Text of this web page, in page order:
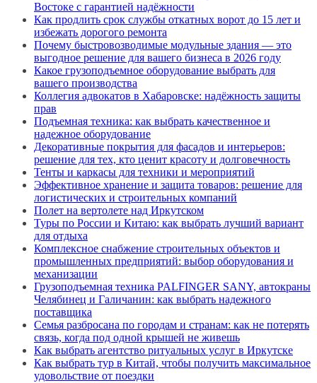
Востоке с гарантией надёжности
Как продлить срок службы откатных ворот до 15 лет и
избежать дорогого ремонта
Почему быстровозводимые модульные здания — это
выгодное решение для вашего бизнеса в 2026 году
Какое грузоподъемное оборудование выбрать для
вашего производства
Коллегия адвокатов в Хабаровске: надёжность защиты
прав
Подъемная техника: как выбрать качественное и
надежное оборудование
Декоративные покрытия для фасадов и интерьеров:
решение для тех, кто ценит красоту и долговечность
Тенты и каркасы для техники и мероприятий
Эффективное хранение и защита товаров: решение для
логистических и строительных компаний
Полет на вертолете над Иркутском
Туры по России и Китаю: как выбрать лучший вариант
для отдыха
Комплексное снабжение строительных объектов и
промышленных предприятий: выбор оборудования и
механизации
Грузоподъемная техника PALFINGER SANY, автокраны
Челябинец и Галичанин: как выбрать надежного
поставщика
Семья разбросана по городам и странам: как не потерять
связь, когда под одной крышей не живешь
Как выбрать агентство ритуальных услуг в Иркутске
Как выбрать тур в Китай, чтобы получить максимальное
удовольствие от поездки